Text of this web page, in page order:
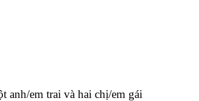
anh/em trai và hai chị/em gái